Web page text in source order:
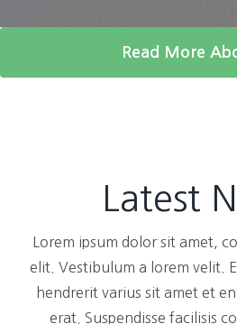
Read More
Latest
Lorem ipsum dolor sit amet,
elit. Vestibulum a lorem velit.
hendrerit varius sit amet et
erat. Suspendisse facilisis